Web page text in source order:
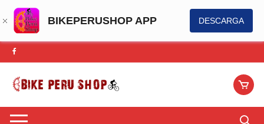
BIKEPERUSHOP APP DESCARGA
Saltar
al
contenido